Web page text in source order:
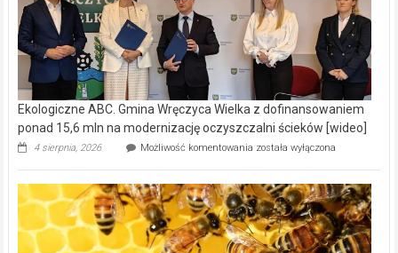
Ekologiczne ABC. Gmina Wręczyca Wielka z dofinansowaniem
ponad 15,6 mln na modernizację oczyszczalni ścieków [wideo]
4 sierpnia, 2026 Możliwość komentowania Ekologiczne
Wręczyca
Wielka
z
dofinansowaniem
ponad
została wyłączona